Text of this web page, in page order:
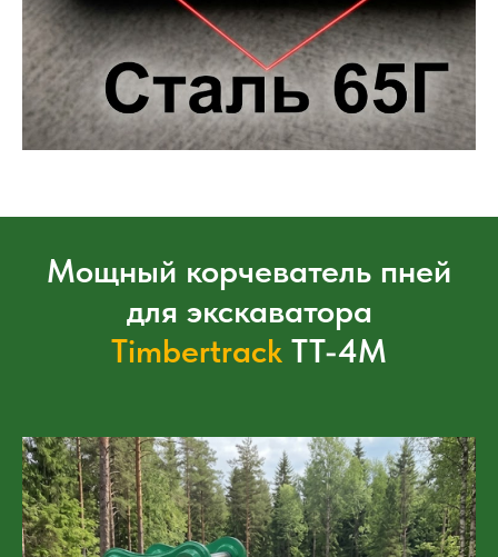
Мощный корчеватель пней
для экскаватора
Timbertrack ТТ-4М